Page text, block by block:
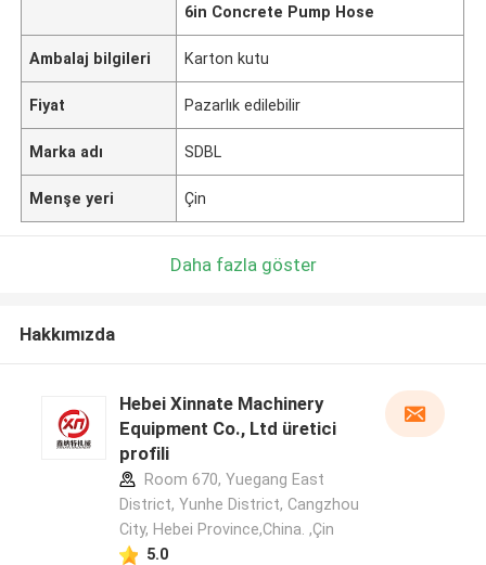
6in Concrete Pump Hose
Ambalaj bilgileri Karton kutu
Fiyat Pazarlık edilebilir
Marka adı SDBL
Menşe yeri Çin
Daha fazla göster
Hakkımızda
Hebei Xinnate Machinery
Equipment Co., Ltd üretici
profili
Room 670, Yuegang East
District, Yunhe District, Cangzhou
City, Hebei Province,China. ,Çin
5.0